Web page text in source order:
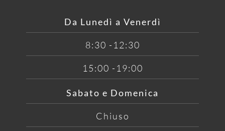
Da Lunedì a Venerdì
8:30 -12:30
15:00 -19:00
Sabato e Domenica
Chiuso